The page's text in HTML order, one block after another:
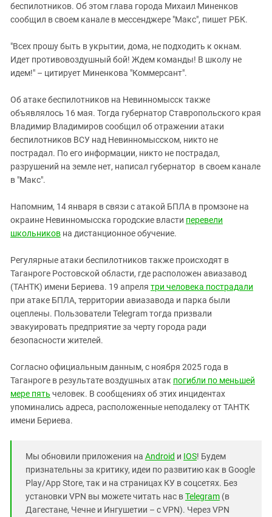
беспилотников. Об этом глава города Михаил Миненков
сообщил в своем канале в мессенджере "Макс", пишет РБК.
"Всех прошу быть в укрытии, дома, не подходить к окнам.
Идет противовоздушный бой! Ждем команды! В школу не
идем!" – цитирует Миненкова "Коммерсант".
Об атаке беспилотников на Невинномысск также
объявлялось 16 мая. Тогда губернатор Ставропольского края
Владимир Владимиров сообщил об отражении атаки
беспилотников ВСУ над Невинномысском, никто не
пострадал. По его информации, никто не пострадал,
разрушений на земле нет, написал губернатор в своем канале
в "Макс".
Напомним, 14 января в связи с атакой БПЛА в промзоне на
окраине Невинномысска городские власти перевели
школьников на дистанционное обучение.
Регулярные атаки беспилотников также происходят в
Таганроге Ростовской области, где расположен авиазавод
(ТАНТК) имени Бериева. 19 апреля три человека пострадали
при атаке БПЛА, территории авиазавода и парка были
оцеплены. Пользователи Telegram тогда призвали
эвакуировать предприятие за черту города ради
безопасности жителей.
Согласно официальным данным, с ноября 2025 года в
Таганроге в результате воздушных атак погибли по меньшей
мере пять человек. В сообщениях об этих инцидентах
упоминались адреса, расположенные неподалеку от ТАНТК
имени Бериева.
Мы обновили приложения на Android и IOS! Будем
признательны за критику, идеи по развитию как в Google
Play/App Store, так и на страницах КУ в соцсетях. Без
установки VPN вы можете читать нас вTelegram (в
Дагестане, Чечне и Ингушетии – с VPN). Через VPN